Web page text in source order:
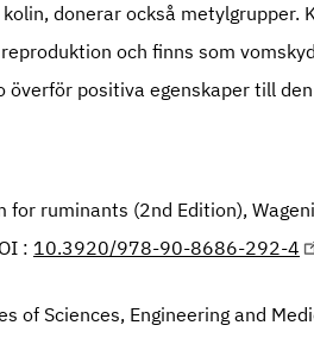
donerar också metylgrupper.
och finns som
positiva egenskaper till
for ruminants (2nd Edition),
: 10.3920/978-90-8686-292-4
of Sciences, Engineering and